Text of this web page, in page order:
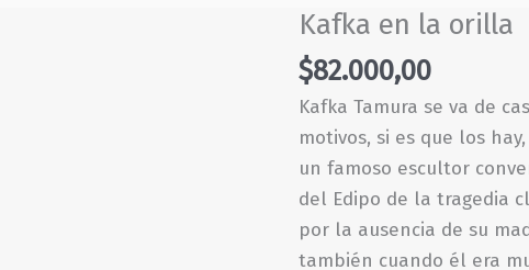
Kafka en la orilla
$82.000,00
Kafka Tamura se va de
motivos, si es que los
un famoso escultor
del Edipo de la tragedia
por la ausencia de su
también cuando él era